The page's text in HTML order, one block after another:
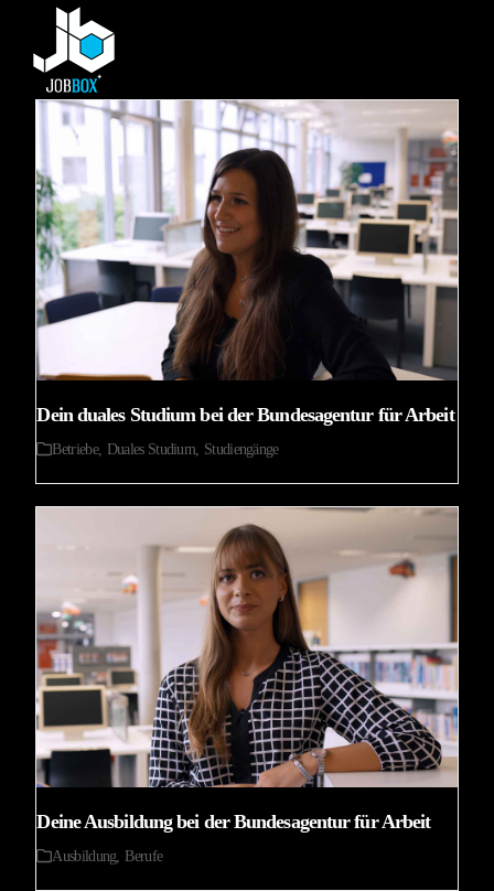
content
Open
mobile
menu
Close
mobile
menu
Dein duales Studium bei der Bundesagentur für Arbeit
Betriebe, Duales Studium, Studiengänge
Deine Ausbildung bei der Bundesagentur für Arbeit
Ausbildung, Berufe